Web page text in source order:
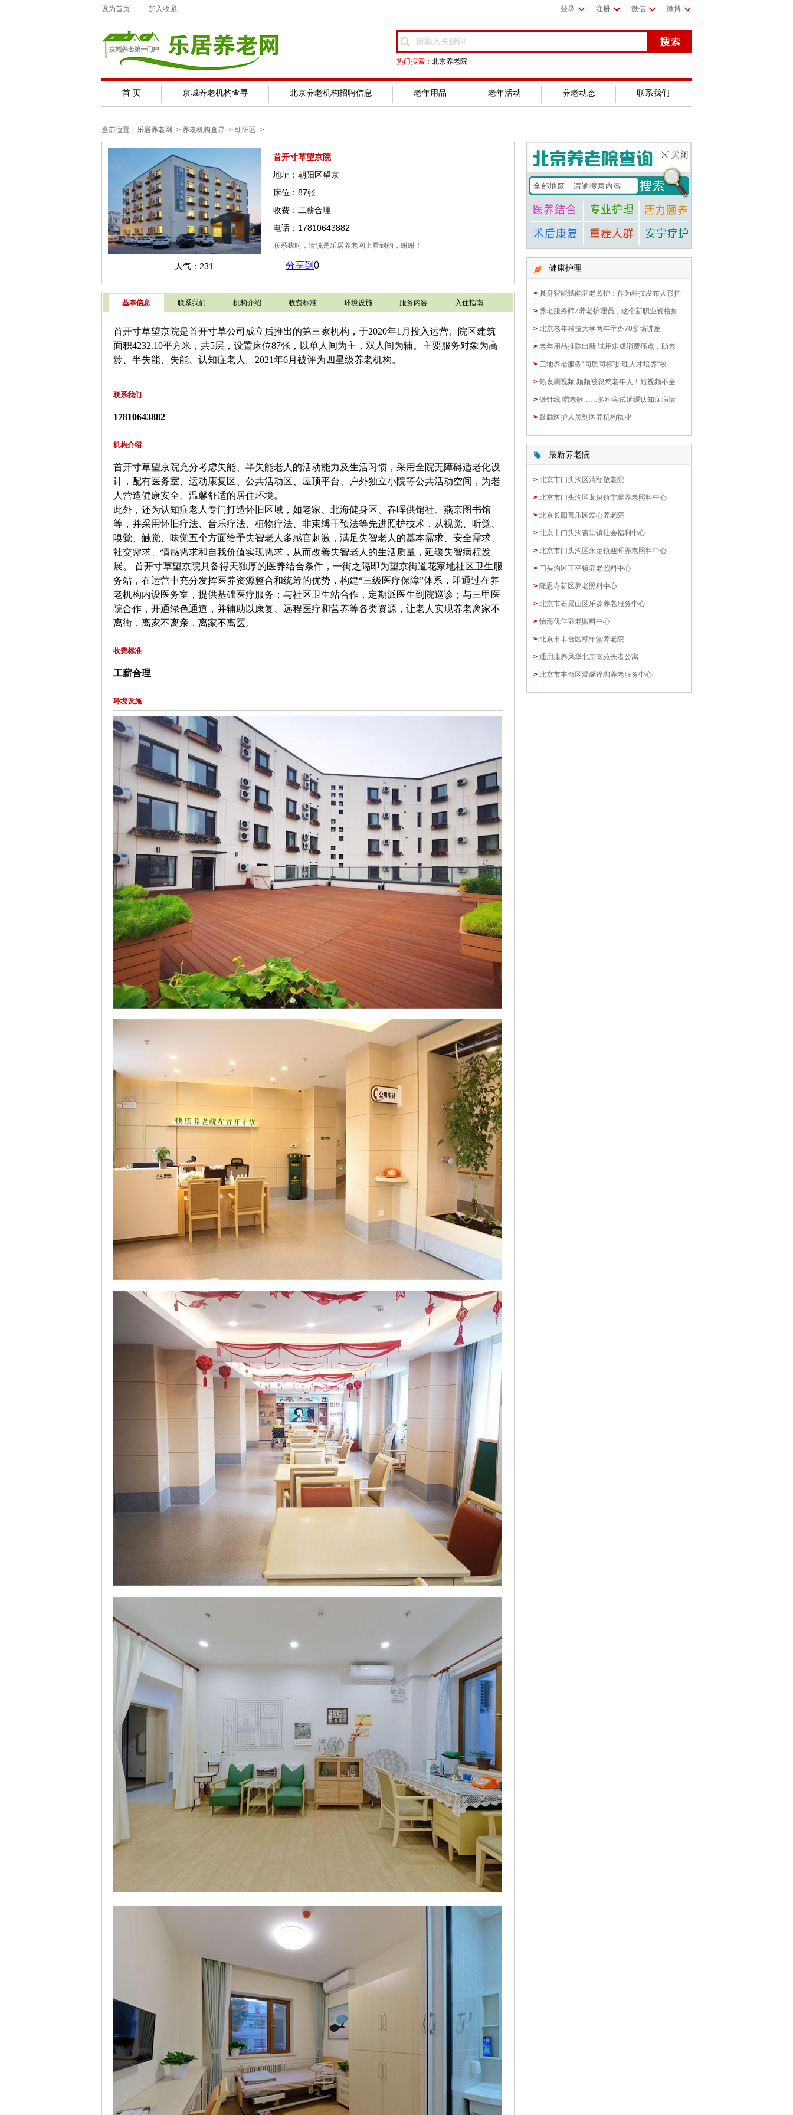
设为首页 加入收藏 微博
微信
注册
登录
热门搜索： 北京养老院
首 页 京城养老机构查寻 北京养老机构招聘信息 老年用品 老年活动 养老动态 联系我们
当前位置： 乐居养老网 -> 养老机构查寻 -> 朝阳区 ->
首开寸草望京院
地址：朝阳区望京
床位：87张
收费：工薪合理
电话：17810643882
联系我时，请说是乐居养老网上看到的，谢谢！
人气：231 分享到 0
基本信息 联系我们 机构介绍 收费标准 环境设施 服务内容 入住指南
首开寸草望京院是首开寸草公司成立后推出的第三家机构，于2020年1 月投入运营。院区建筑
面积4232.10平方米，共5层，设置床位87张，以单人间为主，双人间为辅。主要服务对象为高
龄、半失能、失能、认知症老人。 2021年6月被评为四星级养老机构。
联系我们
17810643882
机构介绍
首开寸草望京院充分考虑失能、半失能老人的活动能力及生活习惯，采用全院无障碍适老化设
计，配有医务室、运动康复区、公共活动区、屋顶平台、户外独立小院等公共活动空间，为老
人营造健康安全、温馨舒适的居住环境。
此外，还为认知症老人专门打造怀旧区域，如老家、北海健身区、春晖供销社、燕京图书馆
等，并采用怀旧疗法、音乐疗法、植物疗法、非束缚干预法等先进照护技术，从视觉、听觉、
嗅觉、触觉、味觉五个方面给予失智老人多感官刺激，满足失智老人的基本需求、安全需求、
社交需求、情感需求和自我价值实现需求，从而改善失智老人的生活质量，延缓失智病程发
展。 首开寸草望京院具备得天独厚的医养结合条件，一街之隔即为望京街道花家地社区卫生服
务站，在运营中充分发挥医养资源整合和统筹的优势，构建“三级医疗保障”体系，即通过在养
老机构内设医务室，提供基础医疗服务；与社区卫生站合作，定期派医生到院巡诊；与三甲医
院合作，开通绿色通道，并辅助以康复、远程医疗和营养等各类资源，让老人实现养老离家不
离街，离家不离亲，离家不离医。
收费标准
工薪合理
环境设施
健康护理
> 具身智能赋能养老照护：作为科技发布人形护
> 养老服务师≠养老护理员，这个新职业资格如
> 北京老年科技大学两年举办70多场讲座
> 老年用品推陈出新 试用难成消费痛点，助老
> 三地养老服务“同质同标”护理人才培养“校
> 热衷刷视频 频频被忽悠老年人！短视频不全
> 做针线 唱老歌……多种尝试延缓认知症病情
> 鼓励医护人员到医养机构执业
最新养老院
> 北京市门头沟区清颐敬老院
> 北京市门头沟区龙泉镇宁馨养老照料中心
> 北京长阳普乐园爱心养老院
> 北京市门头沟斋堂镇社会福利中心
> 北京市门头沟区永定镇迎晖养老照料中心
> 门头沟区王平镇养老照料中心
> 隆恩寺新区养老照料中心
> 北京市石景山区乐龄养老服务中心
> 怡海优佳养老照料中心
> 北京市丰台区颐年堂养老院
> 通用康养风华北京南苑长者公寓
> 北京市丰台区温馨译珈养老服务中心